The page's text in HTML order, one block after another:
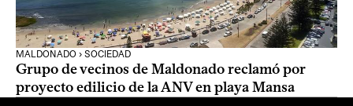
MALDONADO › SOCIEDAD
Grupo de vecinos de Maldonado reclamó por
proyecto edilicio de la ANV en playa Mansa